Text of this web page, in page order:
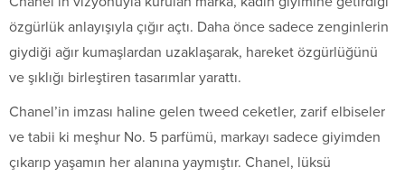
özgürlük anlayışıyla çığır açtı. Daha önce sadece zenginlerin
giydiği ağır kumaşlardan uzaklaşarak, hareket özgürlüğünü
ve şıklığı birleştiren tasarımlar yarattı.
Chanel’in imzası haline gelen tweed ceketler, zarif elbiseler
ve tabii ki meşhur No. 5 parfümü, markayı sadece giyimden
çıkarıp yaşamın her alanına yaymıştır. Chanel, lüksü